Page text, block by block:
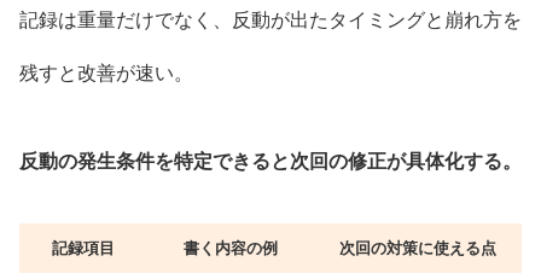
記録は重量だけでなく、反動が出たタイミングと崩れ方を
残すと改善が速い。
反動の発生条件を特定できると次回の修正が具体化する。
記録項目 書く内容の例 次回の対策に使える点